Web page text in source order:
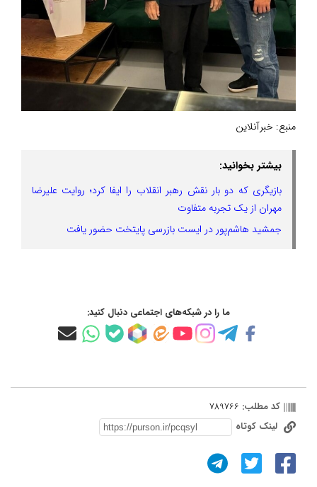
منبع: خبرآنلاین
بیشتر بخوانید:
بازیگری که دو بار نقش رهبر انقلاب را ایفا کرد؛ روایت علیرضا
مهران از یک تجربه متفاوت
جمشید هاشم‌پور در ایست بازرسی پایتخت حضور یافت
ما را در شبکه‌های اجتماعی دنبال کنید:
کد مطلب: 789766
لینک کوتاه